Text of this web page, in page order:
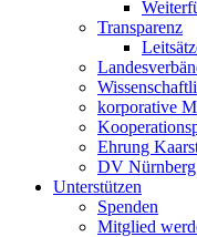
Transparenz
korporative
Ehrung
DV
Unterstützen
Spenden
Mitglied